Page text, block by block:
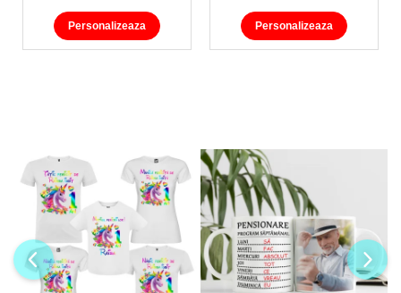
Personalizeaza Personalizeaza